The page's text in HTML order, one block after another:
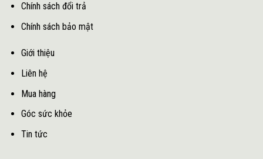
Chính sách đổi trả
Chính sách bảo mật
Giới thiệu
Liên hệ
Mua hàng
Góc sức khỏe
Tin tức